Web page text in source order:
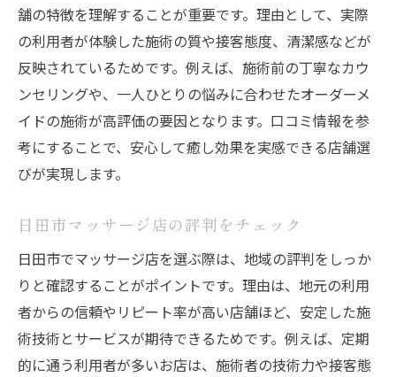
舗の特徴を理解することが重要です。理由として、実際
の利用者が体験した施術の質や接客態度、清潔感などが
反映されているためです。例えば、施術前の丁寧なカウ
ンセリングや、一人ひとりの悩みに合わせたオーダーメ
イドの施術が高評価の要因となります。口コミ情報を参
考にすることで、安心して癒し効果を実感できる店舗選
びが実現します。
日田市マッサージ店の評判をチェック
日田市でマッサージ店を選ぶ際は、地域の評判をしっか
りと確認することがポイントです。理由は、地元の利用
者からの信頼やリピート率が高い店舗ほど、安定した施
術技術とサービスが期待できるためです。例えば、定期
的に通う利用者が多いお店は、施術者の技術力や接客態